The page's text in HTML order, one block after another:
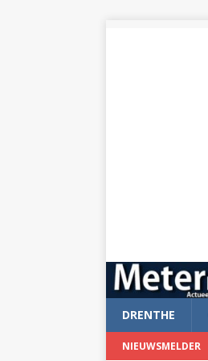
DRENTHE
NIEUWSMELDER